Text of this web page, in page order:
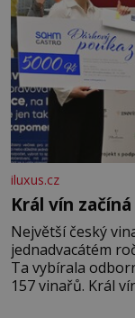
iluxus.cz
Král vín
Největší český
jednadvacátém
Ta vybírala
157